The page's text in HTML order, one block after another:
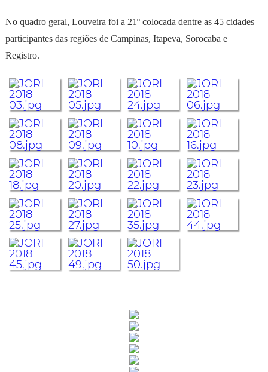
No quadro geral, Louveira foi a 21º colocada dentre as 45 cidades
participantes das regiões de Campinas, Itapeva, Sorocaba e
Registro.